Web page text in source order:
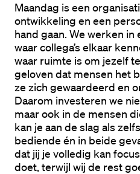
Maandag is een
ontwikkeling en een
hand gaan. We werken
waar collega’s elkaar
waar ruimte is om jezelf
geloven dat mensen het
ze zich gewaardeerd en
Daarom investeren we
maar ook in de mensen
kan je aan de slag als
bediende én in beide
dat jij je volledig kan
doet, terwijl wij de rest